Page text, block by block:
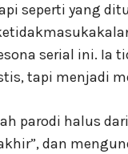
seperti yang
serial ini. Ia
tapi menjadi
parodi halus
dan